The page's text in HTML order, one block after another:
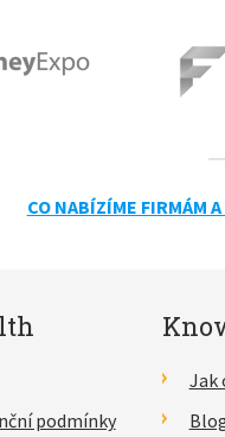
CO NABÍZÍME FIRMÁM
podmínky
Jak